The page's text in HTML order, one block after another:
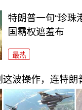
特朗普一句“珍珠
国霸权遮羞布
最热
波操作，连特朗